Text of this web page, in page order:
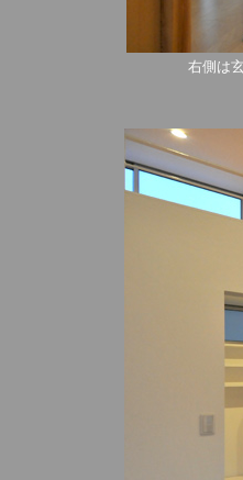
右側は